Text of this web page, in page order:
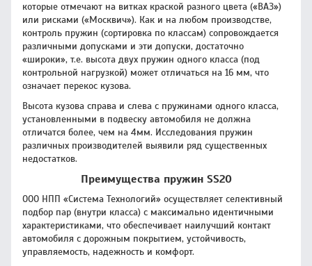
которые отмечают на витках краской разного цвета («ВАЗ»)
или рисками («Москвич»). Как и на любом производстве,
контроль пружин (сортировка по классам) сопровождается
различными допусками и эти допуски, достаточно
«широки», т.е. высота двух пружин одного класса (под
контрольной нагрузкой) может отличаться на 16 мм, что
означает перекос кузова.
Высота кузова справа и слева с пружинами одного класса,
установленными в подвеску автомобиля не должна
отличатся более, чем на 4мм. Исследования пружин
различных производителей выявили ряд существенных
недостатков.
Преимущества пружин SS20
ООО НПП «Система Технологий» осуществляет селективный
подбор пар (внутри класса) с максимально идентичными
характеристиками, что обеспечивает наилучший контакт
автомобиля с дорожным покрытием, устойчивость,
управляемость, надежность и комфорт.